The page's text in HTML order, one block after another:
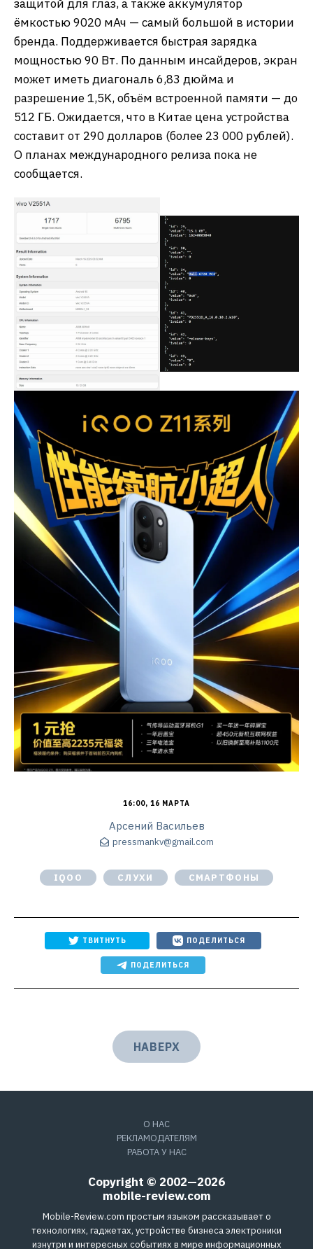
защитой для глаз, а также аккумулятор
ёмкостью 9020 мАч — самый большой в истории
бренда. Поддерживается быстрая зарядка
мощностью 90 Вт. По данным инсайдеров, экран
может иметь диагональ 6,83 дюйма и
разрешение 1,5K, объём встроенной памяти — до
512 ГБ. Ожидается, что в Китае цена устройства
составит от 290 долларов (более 23 000 рублей).
О планах международного релиза пока не
сообщается.
16:00, 16 МАРТА
Арсений Васильев
pressmankv@gmail.com
IQOO СЛУХИ СМАРТФОНЫ
ТВИТНУТЬ ПОДЕЛИТЬСЯ
ПОДЕЛИТЬСЯ
НАВЕРХ
О НАС
РЕКЛАМОДАТЕЛЯМ
РАБОТА У НАС
Copyright © 2002—2026
mobile-review.com
Mobile-Review.com простым языком рассказывает о
технологиях, гаджетах, устройстве бизнеса электроники
изнутри и интересных событиях в мире информационных